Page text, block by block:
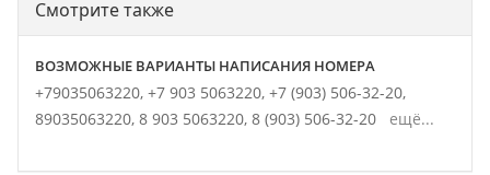
Смотрите также
ВОЗМОЖНЫЕ ВАРИАНТЫ НАПИСАНИЯ НОМЕРА
+79035063220, +7 903 5063220, +7 (903) 506-32-20,
89035063220, 8 903 5063220, 8 (903) 506-32-20 ещё...